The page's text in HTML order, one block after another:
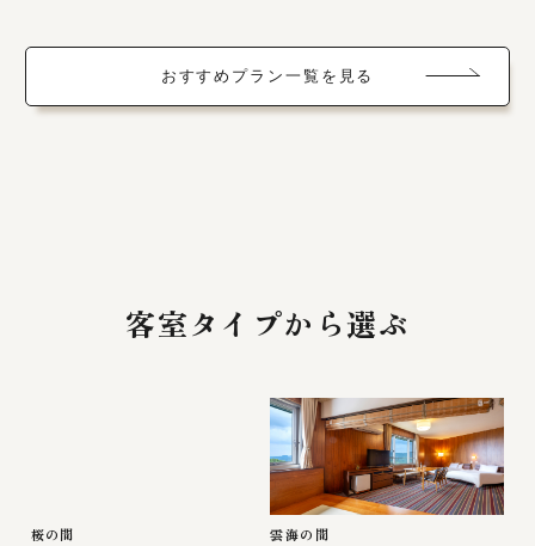
おすすめプラン一覧を見る
客室タイプから選ぶ
桜の間 雲海の間